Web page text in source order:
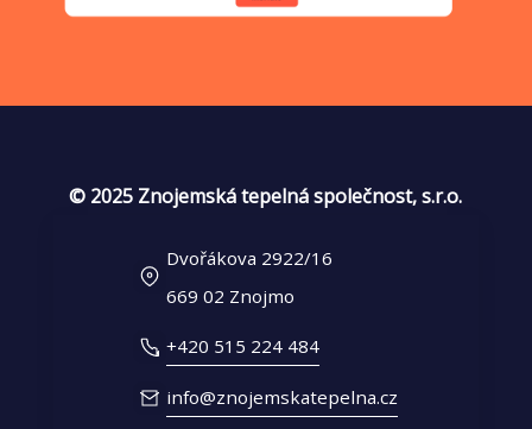
© 2025 Znojemská tepelná společnost, s.r.o.
Dvořákova 2922/16
669 02 Znojmo
+420 515 224 484
info@znojemskatepelna.cz